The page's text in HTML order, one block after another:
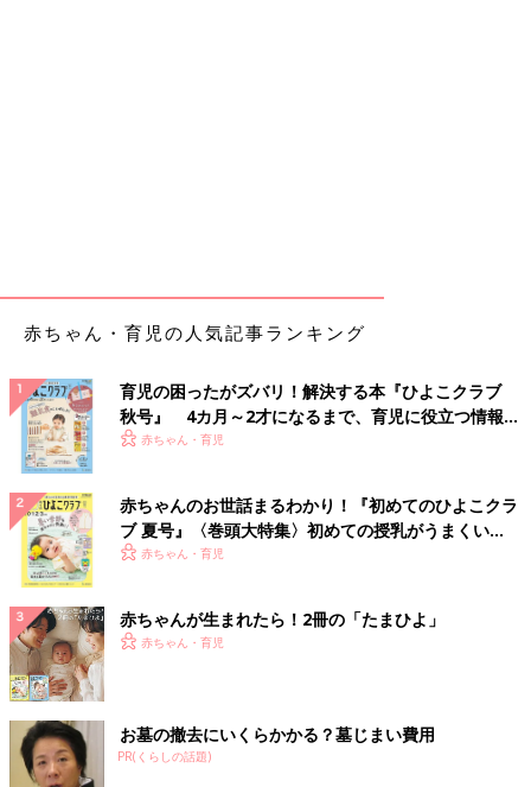
赤ちゃん・育児の人気記事ランキング
育児の困ったがズバリ！解決する本『ひよこクラブ
秋号』 4カ月～2才になるまで、育児に役立つ情報が
いっぱい！
赤ちゃん・育児
赤ちゃんのお世話まるわかり！『初めてのひよこクラ
ブ 夏号』〈巻頭大特集〉初めての授乳がうまくい
く！ おっぱい・ミルクの基本と夏のトラブル 解決テ
赤ちゃん・育児
赤ちゃんが生まれたら！2冊の「たまひよ」
赤ちゃん・育児
お墓の撤去にいくらかかる？墓じまい費用
PR(くらしの話題)